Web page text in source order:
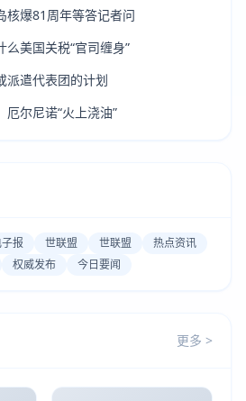
核爆81周年等答记者问
美国关税“官司缠身”
派遣代表团的计划
尔尼诺“火上浇油”
报 世联盟 世联盟
热点资讯
权威发布 今日要闻
更多 >